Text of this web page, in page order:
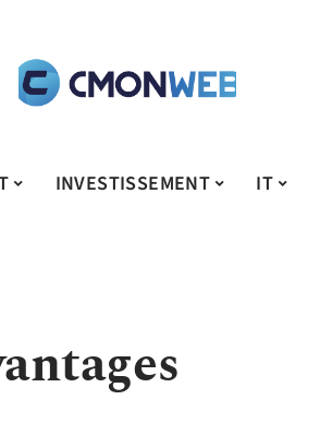
INVESTISSEMENT IT